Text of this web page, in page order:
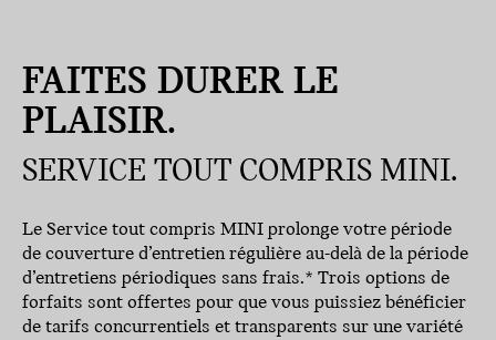
FAITES DURER LE
PLAISIR.
SERVICE TOUT COMPRIS MINI.
Le Service tout compris MINI prolonge votre période
de couverture d’entretien régulière au-delà de la période
d’entretiens périodiques sans frais.* Trois options de
forfaits sont offertes pour que vous puissiez bénéficier
de tarifs concurrentiels et transparents sur une variété